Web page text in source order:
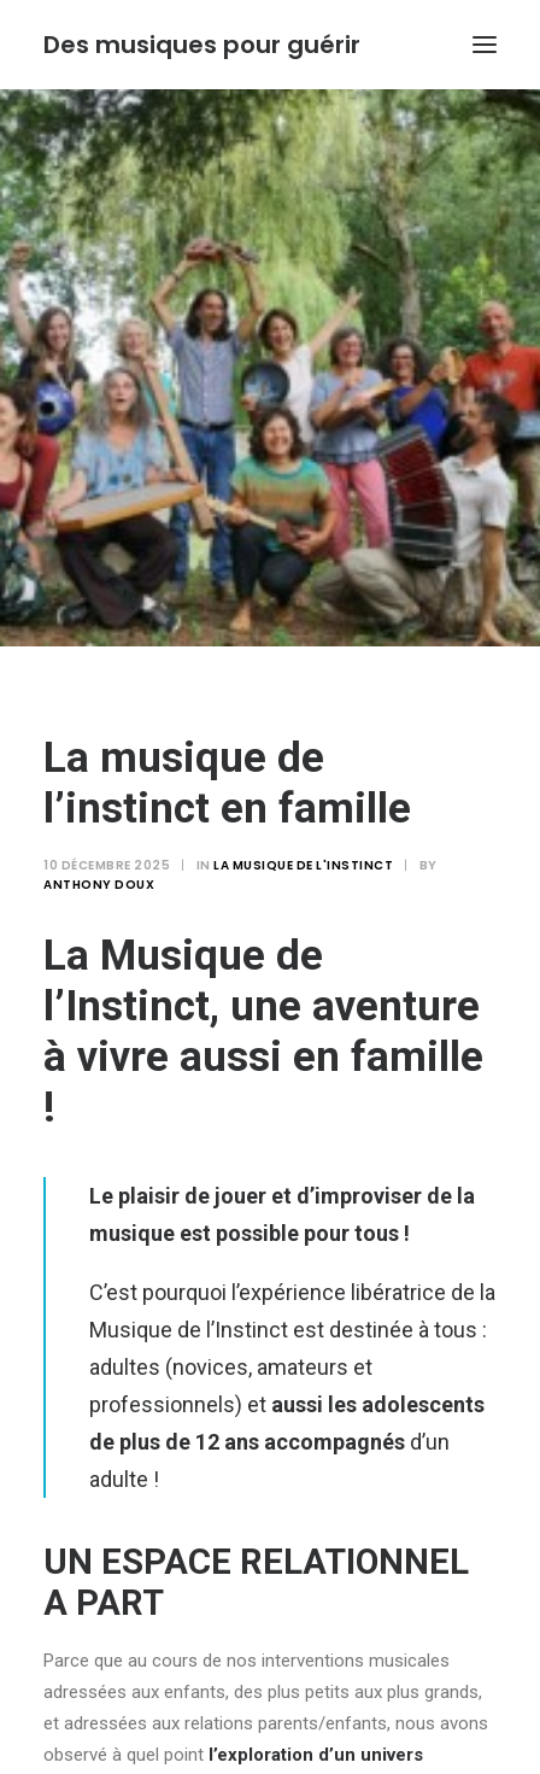
Des musiques pour guérir
ACCUEIL
ANTHONY DOUX
PSYCHORESONANCE
MUSIQUE DE L’INSTINCT
BOUTIQUE
ACTUALITE
Recherche
Login / Register
Panier
La musique de
l’instinct en famille
10 DÉCEMBRE 2025 | IN LA MUSIQUE DE L'INSTINCT |
BY
ANTHONY DOUX
La Musique de
l’Instinct, une aventure
à vivre aussi en famille
!
Le plaisir de jouer et d’improviser de la
musique est possible pour tous !
C’est pourquoi l’expérience libératrice de la
Musique de l’Instinct est destinée à tous :
adultes (novices, amateurs et
professionnels) et aussi les adolescents
de plus de 12 ans accompagnés d’un
adulte !
UN ESPACE RELATIONNEL
A PART
Parce que au cours de nos interventions musicales
adressées aux enfants, des plus petits aux plus grands,
et adressées aux relations parents/enfants, nous avons
observé à quel point l’exploration d’un univers